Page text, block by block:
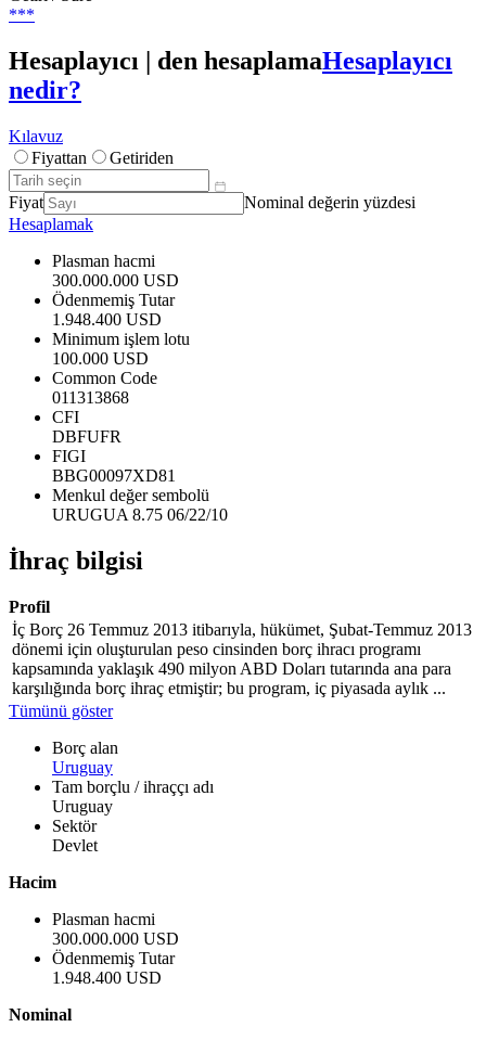
***
Hesaplayıcı | den hesaplamaHesaplayıcı
nedir?
Kılavuz
Fiyattan
Getiriden
Fiyat
Nominal değerin yüzdesi
Hesaplamak
Plasman hacmi
300.000.000 USD
Ödenmemiş Tutar
1.948.400 USD
Minimum işlem lotu
100.000 USD
Common Code
011313868
CFI
DBFUFR
FIGI
BBG00097XD81
Menkul değer sembolü
URUGUA 8.75 06/22/10
İhraç bilgisi
Profil
İç Borç 26 Temmuz 2013 itibarıyla, hükümet, Şubat-Temmuz 2013
dönemi için oluşturulan peso cinsinden borç ihracı programı
kapsamında yaklaşık 490 milyon ABD Doları tutarında ana para
karşılığında borç ihraç etmiştir; bu program, iç piyasada aylık ...
Tümünü göster
Borç alan
Uruguay
Tam borçlu / ihraççı adı
Uruguay
Sektör
Devlet
Hacim
Plasman hacmi
300.000.000 USD
Ödenmemiş Tutar
1.948.400 USD
Nominal